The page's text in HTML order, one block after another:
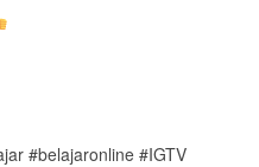
#belajaronline #IGTV